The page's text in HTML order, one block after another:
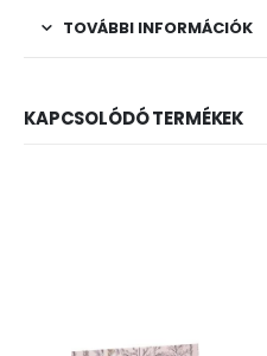
TOVÁBBI INFORMÁCIÓK
KAPCSOLÓDÓ TERMÉKEK